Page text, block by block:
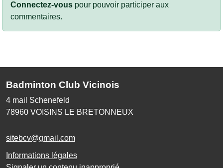
Connectez-vous pour pouvoir participer aux
commentaires.
Badminton Club Vicinois
4 mail Schenefeld
78960 VOISINS LE BRETONNEUX
sitebcv@gmail.com
Informations légales